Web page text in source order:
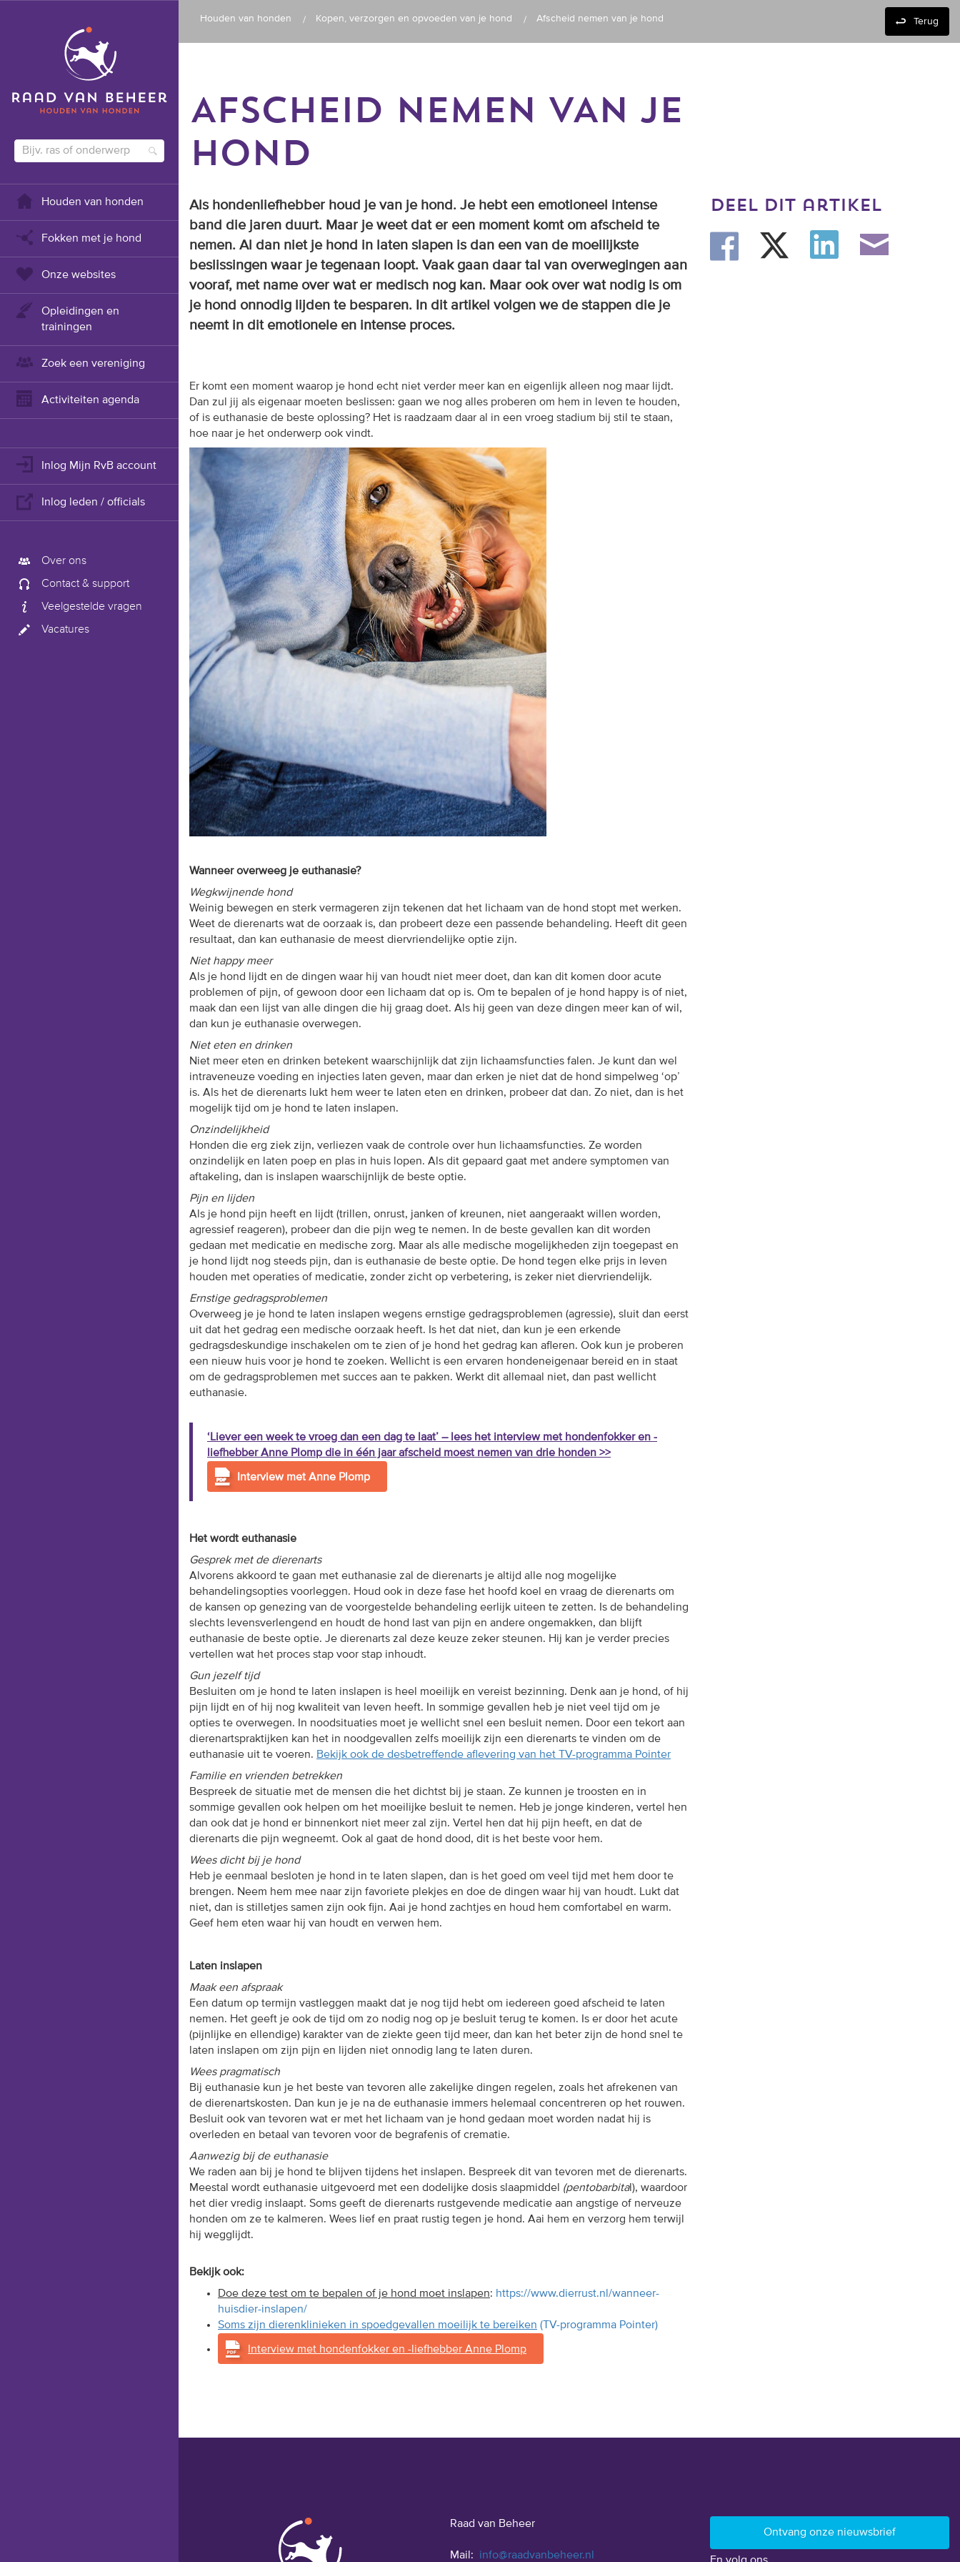
Houden van honden
Fokken met je hond
Onze websites
Opleidingen en
trainingen
Zoek een vereniging
Activiteiten agenda
Inlog Mijn RvB account
Inlog leden / officials
Over ons
Contact & support
Veelgestelde vragen
Vacatures
Houden van honden Kopen, verzorgen en opvoeden van je hond Afscheid nemen van je hond Terug
AFSCHEID NEMEN VAN JE
HOND
Als hondenliefhebber houd je van je hond. Je hebt een emotioneel intense
band die jaren duurt. Maar je weet dat er een moment komt om afscheid te
nemen. Al dan niet je hond in laten slapen is dan een van de moeilijkste
beslissingen waar je tegenaan loopt. Vaak gaan daar tal van overwegingen aan
vooraf, met name over wat er medisch nog kan. Maar ook over wat nodig is om
je hond onnodig lijden te besparen. In dit artikel volgen we de stappen die je
neemt in dit emotionele en intense proces.
Er komt een moment waarop je hond echt niet verder meer kan en eigenlijk alleen nog maar lijdt.
Dan zul jij als eigenaar moeten beslissen: gaan we nog alles proberen om hem in leven te houden,
of is euthanasie de beste oplossing? Het is raadzaam daar al in een vroeg stadium bij stil te staan,
hoe naar je het onderwerp ook vindt.
Wanneer overweeg je euthanasie?
Wegkwijnende hond
Weinig bewegen en sterk vermageren zijn tekenen dat het lichaam van de hond stopt met werken.
Weet de dierenarts wat de oorzaak is, dan probeert deze een passende behandeling. Heeft dit geen
resultaat, dan kan euthanasie de meest diervriendelijke optie zijn.
Niet happy meer
Als je hond lijdt en de dingen waar hij van houdt niet meer doet, dan kan dit komen door acute
problemen of pijn, of gewoon door een lichaam dat op is. Om te bepalen of je hond happy is of niet,
maak dan een lijst van alle dingen die hij graag doet. Als hij geen van deze dingen meer kan of wil,
dan kun je euthanasie overwegen.
Niet eten en drinken
Niet meer eten en drinken betekent waarschijnlijk dat zijn lichaamsfuncties falen. Je kunt dan wel
intraveneuze voeding en injecties laten geven, maar dan erken je niet dat de hond simpelweg ‘op’
is. Als het de dierenarts lukt hem weer te laten eten en drinken, probeer dat dan. Zo niet, dan is het
mogelijk tijd om je hond te laten inslapen.
Onzindelijkheid
Honden die erg ziek zijn, verliezen vaak de controle over hun lichaamsfuncties. Ze worden
onzindelijk en laten poep en plas in huis lopen. Als dit gepaard gaat met andere symptomen van
aftakeling, dan is inslapen waarschijnlijk de beste optie.
Pijn en lijden
Als je hond pijn heeft en lijdt (trillen, onrust, janken of kreunen, niet aangeraakt willen worden,
agressief reageren), probeer dan die pijn weg te nemen. In de beste gevallen kan dit worden
gedaan met medicatie en medische zorg. Maar als alle medische mogelijkheden zijn toegepast en
je hond lijdt nog steeds pijn, dan is euthanasie de beste optie. De hond tegen elke prijs in leven
houden met operaties of medicatie, zonder zicht op verbetering, is zeker niet diervriendelijk.
Ernstige gedragsproblemen
Overweeg je je hond te laten inslapen wegens ernstige gedragsproblemen (agressie), sluit dan eerst
uit dat het gedrag een medische oorzaak heeft. Is het dat niet, dan kun je een erkende
gedragsdeskundige inschakelen om te zien of je hond het gedrag kan afleren. Ook kun je proberen
een nieuw huis voor je hond te zoeken. Wellicht is een ervaren hondeneigenaar bereid en in staat
om de gedragsproblemen met succes aan te pakken. Werkt dit allemaal niet, dan past wellicht
euthanasie.
‘Liever een week te vroeg dan een dag te laat’ – lees het interview met hondenfokker en -
liefhebber Anne Plomp die in één jaar afscheid moest nemen van drie honden >>
Interview met Anne Plomp
Het wordt euthanasie
Gesprek met de dierenarts
Alvorens akkoord te gaan met euthanasie zal de dierenarts je altijd alle nog mogelijke
behandelingsopties voorleggen. Houd ook in deze fase het hoofd koel en vraag de dierenarts om
de kansen op genezing van de voorgestelde behandeling eerlijk uiteen te zetten. Is de behandeling
slechts levensverlengend en houdt de hond last van pijn en andere ongemakken, dan blijft
euthanasie de beste optie. Je dierenarts zal deze keuze zeker steunen. Hij kan je verder precies
vertellen wat het proces stap voor stap inhoudt.
Gun jezelf tijd
Besluiten om je hond te laten inslapen is heel moeilijk en vereist bezinning. Denk aan je hond, of hij
pijn lijdt en of hij nog kwaliteit van leven heeft. In sommige gevallen heb je niet veel tijd om je
opties te overwegen. In noodsituaties moet je wellicht snel een besluit nemen. Door een tekort aan
dierenartspraktijken kan het in noodgevallen zelfs moeilijk zijn een dierenarts te vinden om de
euthanasie uit te voeren. Bekijk ook de desbetreffende aflevering van het TV-programma Pointer
Familie en vrienden betrekken
Bespreek de situatie met de mensen die het dichtst bij je staan. Ze kunnen je troosten en in
sommige gevallen ook helpen om het moeilijke besluit te nemen. Heb je jonge kinderen, vertel hen
dan ook dat je hond er binnenkort niet meer zal zijn. Vertel hen dat hij pijn heeft, en dat de
dierenarts die pijn wegneemt. Ook al gaat de hond dood, dit is het beste voor hem.
Wees dicht bij je hond
Heb je eenmaal besloten je hond in te laten slapen, dan is het goed om veel tijd met hem door te
brengen. Neem hem mee naar zijn favoriete plekjes en doe de dingen waar hij van houdt. Lukt dat
niet, dan is stilletjes samen zijn ook fijn. Aai je hond zachtjes en houd hem comfortabel en warm.
Geef hem eten waar hij van houdt en verwen hem.
Laten inslapen
Maak een afspraak
Een datum op termijn vastleggen maakt dat je nog tijd hebt om iedereen goed afscheid te laten
nemen. Het geeft je ook de tijd om zo nodig nog op je besluit terug te komen. Is er door het acute
(pijnlijke en ellendige) karakter van de ziekte geen tijd meer, dan kan het beter zijn de hond snel te
laten inslapen om zijn pijn en lijden niet onnodig lang te laten duren.
Wees pragmatisch
Bij euthanasie kun je het beste van tevoren alle zakelijke dingen regelen, zoals het afrekenen van
de dierenartskosten. Dan kun je je na de euthanasie immers helemaal concentreren op het rouwen.
Besluit ook van tevoren wat er met het lichaam van je hond gedaan moet worden nadat hij is
overleden en betaal van tevoren voor de begrafenis of crematie.
Aanwezig bij de euthanasie
We raden aan bij je hond te blijven tijdens het inslapen. Bespreek dit van tevoren met de dierenarts.
Meestal wordt euthanasie uitgevoerd met een dodelijke dosis slaapmiddel (pentobarbital), waardoor
het dier vredig inslaapt. Soms geeft de dierenarts rustgevende medicatie aan angstige of nerveuze
honden om ze te kalmeren. Wees lief en praat rustig tegen je hond. Aai hem en verzorg hem terwijl
hij wegglijdt.
Bekijk ook:
Doe deze test om te bepalen of je hond moet inslapen: https://www.dierrust.nl/wanneer-
huisdier-inslapen/
Soms zijn dierenklinieken in spoedgevallen moeilijk te bereiken (TV-programma Pointer)
Interview met hondenfokker en -liefhebber Anne Plomp
deel dit artikel
Raad van Beheer
Mail: info@raadvanbeheer.nl